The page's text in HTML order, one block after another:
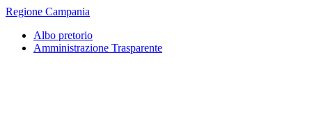
Regione Campania
Albo pretorio
Amministrazione Trasparente